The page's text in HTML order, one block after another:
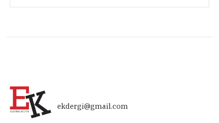
ekdergi@gmail.com